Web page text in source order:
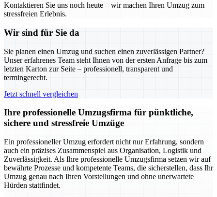
Kontaktieren Sie uns noch heute – wir machen Ihren Umzug zum
stressfreien Erlebnis.
Wir sind für Sie da
Sie planen einen Umzug und suchen einen zuverlässigen Partner?
Unser erfahrenes Team steht Ihnen von der ersten Anfrage bis zum
letzten Karton zur Seite – professionell, transparent und
termingerecht.
Jetzt schnell vergleichen
Ihre professionelle Umzugsfirma für pünktliche,
sichere und stressfreie Umzüge
Ein professioneller Umzug erfordert nicht nur Erfahrung, sondern
auch ein präzises Zusammenspiel aus Organisation, Logistik und
Zuverlässigkeit. Als Ihre professionelle Umzugsfirma setzen wir auf
bewährte Prozesse und kompetente Teams, die sicherstellen, dass Ihr
Umzug genau nach Ihren Vorstellungen und ohne unerwartete
Hürden stattfindet.